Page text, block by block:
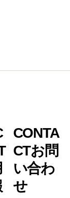
CONTA
CTお問
い合わ
せ